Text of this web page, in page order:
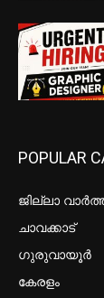
POPULAR
ജില്ലാ
ചാവക്കാട്
ഗുരുവായൂർ
കേരളം